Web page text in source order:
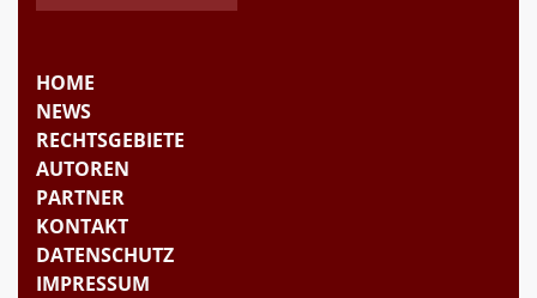
HOME
NEWS
RECHTSGEBIETE
AUTOREN
PARTNER
KONTAKT
DATENSCHUTZ
IMPRESSUM